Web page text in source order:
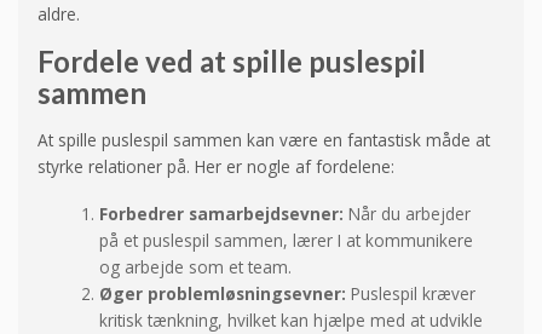
aldre.
Fordele ved at spille puslespil
sammen
At spille puslespil sammen kan være en fantastisk måde at
styrke relationer på. Her er nogle af fordelene:
Forbedrer samarbejdsevner: Når du arbejder
på et puslespil sammen, lærer I at kommunikere
og arbejde som et team.
Øger problemløsningsevner: Puslespil kræver
kritisk tænkning, hvilket kan hjælpe med at udvikle